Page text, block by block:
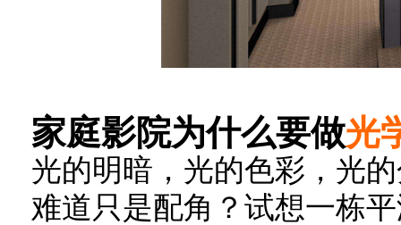
家庭影院为什么要做光
光的明暗，光的色彩，光
难道只是配角？试想一栋